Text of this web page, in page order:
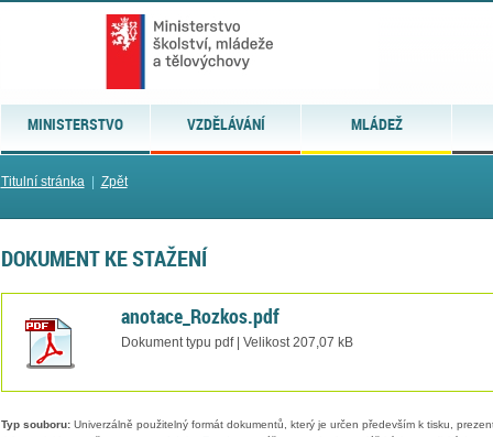
MINISTERSTVO VZDĚLÁVÁNÍ MLÁDEŽ
Titulní stránka| Zpět
DOKUMENT KE STAŽENÍ
anotace_Rozkos.pdf
Dokument typu pdf | Velikost 207,07 kB
Typ souboru:Univerzálně použitelný formát dokumentů, který je určen především k tisku,